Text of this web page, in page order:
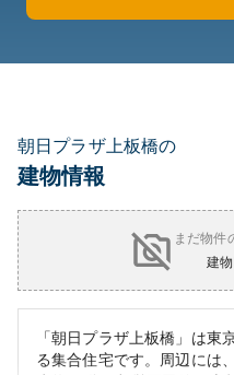
朝日プラザ上板橋の
建物情報
まだ物件
建
「朝日プラザ上板橋」は東
る集合住宅です。周辺には